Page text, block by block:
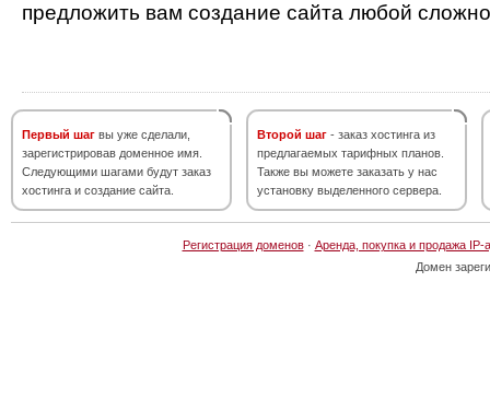
предложить вам создание сайта любой
Первый шаг вы уже сделали,
зарегистрировав доменное имя.
Следующими шагами будут заказ
хостинга и создание сайта.
Второй шаг - заказ хостинга из
предлагаемых тарифных планов.
Также вы можете заказать у нас
установку выделенного сервера.
Регистрация доменов· Аренда, покупка и продажа IP-
Домен